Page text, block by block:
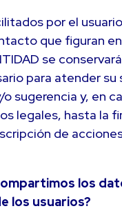
por el
que figuran
se
para atender su
sugerencia y, en
legales, hasta la
de
los
los usuarios?